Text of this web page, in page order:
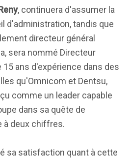
, continuera d'assumer la
d'administration, tandis que
directeur général
sera nommé Directeur
15 ans d'expérience dans des
qu'Omnicom et Dentsu,
comme un leader capable
dans sa quête de
à deux chiffres.
sa satisfaction quant à cette